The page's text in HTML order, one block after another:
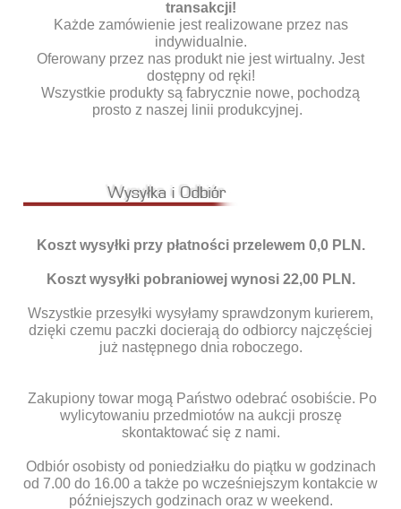
transakcji!
Każde zamówienie jest realizowane przez nas
indywidualnie.
Oferowany przez nas produkt nie jest wirtualny. Jest
dostępny od ręki!
Wszystkie produkty są fabrycznie nowe, pochodzą
prosto z naszej linii produkcyjnej.
Koszt wysyłki przy płatności przelewem 0,0 PLN.
Koszt wysyłki pobraniowej wynosi 22,00 PLN.
Wszystkie przesyłki wysyłamy sprawdzonym kurierem,
dzięki czemu paczki docierają do odbiorcy najczęściej
już następnego dnia roboczego.
Zakupiony towar mogą Państwo odebrać osobiście. Po
wylicytowaniu przedmiotów na aukcji proszę
skontaktować się z nami.
Odbiór osobisty od poniedziałku do piątku w godzinach
od 7.00 do 16.00 a także po wcześniejszym kontakcie w
późniejszych godzinach oraz w weekend.